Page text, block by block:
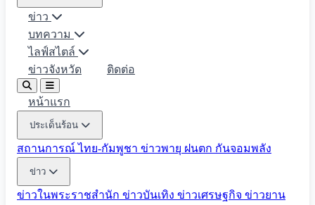
ข่าว
บทความ
ไลฟ์สไตล์
ข่าวจังหวัด
ติดต่อ
หน้าแรก
ประเด็นร้อน
สถานการณ์ ไทย-กัมพูชา ข่าวพายุ ฝนตก กันจอมพลัง
ข่าว
ข่าวในพระราชสำนัก ข่าวบันเทิง ข่าวเศรษฐกิจ ข่าวยาน